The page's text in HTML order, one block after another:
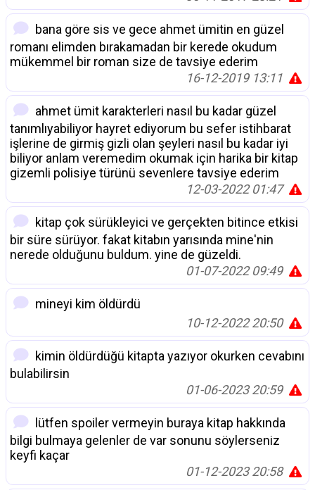
bana göre sis ve gece ahmet ümitin en güzel
romanı elimden bırakamadan bir kerede okudum
mükemmel bir roman size de tavsiye ederim
16-12-2019 13:11
ahmet ümit karakterleri nasıl bu kadar güzel
tanımlıyabiliyor hayret ediyorum bu sefer istihbarat
işlerine de girmiş gizli olan şeyleri nasıl bu kadar iyi
biliyor anlam veremedim okumak için harika bir kitap
gizemli polisiye türünü sevenlere tavsiye ederim
12-03-2022 01:47
kitap çok sürükleyici ve gerçekten bitince etkisi
bir süre sürüyor. fakat kitabın yarısında mine'nin
nerede olduğunu buldum. yine de güzeldi.
01-07-2022 09:49
mineyi kim öldürdü
10-12-2022 20:50
kimin öldürdüğü kitapta yazıyor okurken cevabını
bulabilirsin
01-06-2023 20:59
lütfen spoiler vermeyin buraya kitap hakkında
bilgi bulmaya gelenler de var sonunu söylerseniz
keyfi kaçar
01-12-2023 20:58